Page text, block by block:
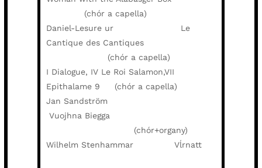
(chór a capella)
Daniel-Lesure ur Le
Cantique des Cantiques
(chór a capella)
I Dialogue, IV Le Roi Salamon,VII
Epithalame 9 (chór a capella)
Jan Sandström
Vuojhna Biegga
(chór+organy)
Wilhelm Stenhammar Vĺrnatt